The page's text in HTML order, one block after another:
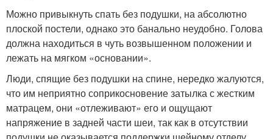
Можно привыкнуть спать без подушки, на абсолютно
плоской постели, однако это банально неудобно. Голова
должна находиться в чуть возвышенном положении и
лежать на мягком «основании».
Люди, спящие без подушки на спине, нередко жалуются,
что им неприятно соприкосновение затылка с жестким
матрацем, они «отлеживают» его и ощущают
напряжение в задней части шеи, так как в отсутствии